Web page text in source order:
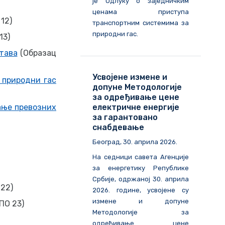
(Образац
гас
превозних
23)
ценама приступа
транспортним системима за
природни гас.
Усвојене измене и
допуне Методологије
за одређивање цене
електричне енергије
за гарантовано
снабдевање
Београд, 30. априла 2026.
На седници савета Агенције
за енергетику Републике
Србије, одржаној 30. априла
2026. године, усвојене су
измене и допуне
Методологије за
одређивање цене